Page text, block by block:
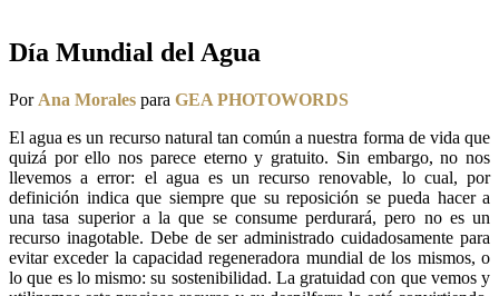
Día Mundial del Agua
Por Ana Morales para GEA PHOTOWORDS
El agua es un recurso natural tan común a nuestra forma de vida que
quizá por ello nos parece eterno y gratuito. Sin embargo, no nos
llevemos a error: el agua es un recurso renovable, lo cual, por
definición indica que siempre que su reposición se pueda hacer a
una tasa superior a la que se consume perdurará, pero no es un
recurso inagotable. Debe de ser administrado cuidadosamente para
evitar exceder la capacidad regeneradora mundial de los mismos, o
lo que es lo mismo: su sostenibilidad. La gratuidad con que vemos y